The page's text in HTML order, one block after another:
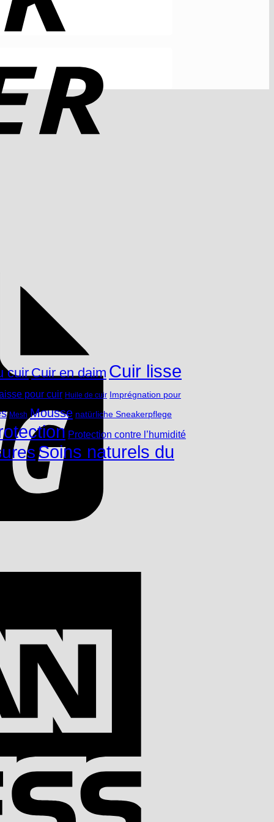
cuirCuir en daim Cuir lisse
pour cuir Huile de cuir Imprégnation pour
Mesh Mousse natürliche Sneakerpflege
Protection contre l’humidité
Soins naturels du